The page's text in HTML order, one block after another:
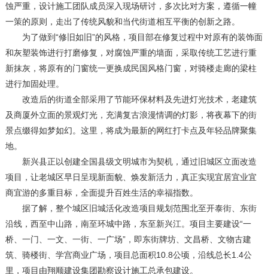
蚀严重，设计施工团队成员深入现场研讨，多次比对方案，遵循一幢
一策的原则，走出了传统风貌和当代街道相互平衡的创新之路。
为了做到“修旧如旧”的风格，项目部在修复过程中对原有的装饰面
和灰塑装饰进行打磨修复，对腐蚀严重的墙面，采取传统工艺进行重
新抹灰，将原有的门窗统一更换成民国风格门窗，对骑楼走廊的梁柱
进行加固处理。
改造后的街道全部采用了节能环保材料及先进灯光技术，老建筑
及商厦外立面的景观灯光，充满复古浪漫情调的灯影，将夜幕下的街
景点缀得如梦如幻。这里，将成为最新的网红打卡点及年轻品牌聚集
地。
新兴县正以创建全国县级文明城市为契机，通过旧城区立面改造
项目，让老城区早日呈现新面貌、焕发新活力，真正实现宜居宜业宜
商宜游的多重目标，全面提升百姓生活的幸福指数。
据了解，整个城区旧城活化改造项目规划范围北至开泰街、东街
沿线，西至中山路，南至环城中路，东至新兴江。项目主要建设“一
桥、一门、一文、一街、一广场”，即东街牌坊、文昌桥、文物古建
筑、骑楼街、学宫商业广场，项目总面积10.8公顷，沿线总长1.4公
里，项目由翔顺建设集团勘察设计施工总承包建设。